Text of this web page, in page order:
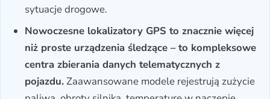
sytuacje drogowe.
Nowoczesne lokalizatory GPS to znacznie więcej
niż proste urządzenia śledzące – to kompleksowe
centra zbierania danych telematycznych z
pojazdu.Zaawansowane modele rejestrują zużycie